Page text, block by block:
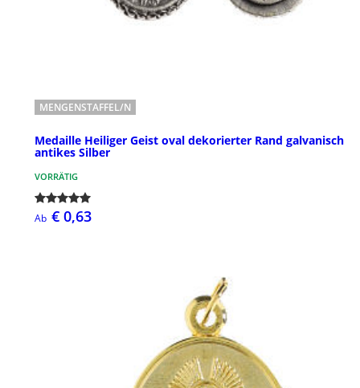
MENGENSTAFFEL/N
Medaille Heiliger Geist oval dekorierter Rand galvanisch
antikes Silber
VORRÄTIG
Ab € 0,63